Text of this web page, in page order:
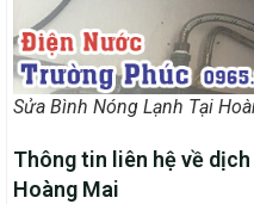
Sửa Bình Nóng Lạnh Tại
Thông tin liên hệ về
Hoàng Mai